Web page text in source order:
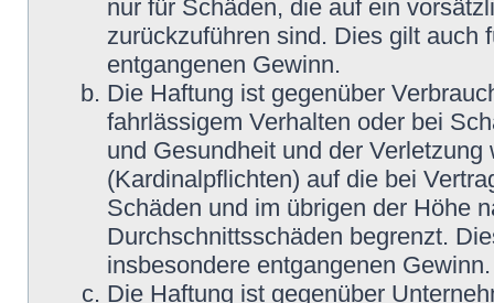
nur für Schäden, die auf ein
zurückzuführen sind. Dies gilt auch
entgangenen Gewinn.
Die Haftung ist gegenüber
fahrlässigem Verhalten oder bei
und Gesundheit und der
(Kardinalpflichten) auf die bei
Schäden und im übrigen der Höhe
Durchschnittsschäden begrenzt.
insbesondere entgangenen Gewinn.
Die Haftung ist gegenüber